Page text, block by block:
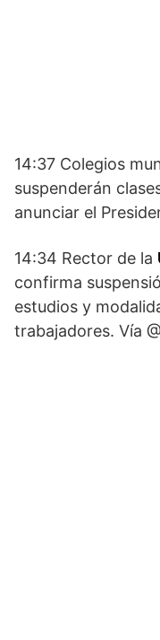
14:37 Colegios
suspenderán
anunciar el
14:34 Rector de la
confirma
estudios y
trabajadores. Vía